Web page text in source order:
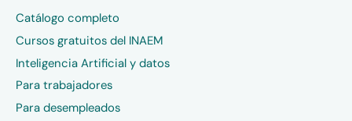
Catálogo completo
Cursos gratuitos del INAEM
Inteligencia Artificial y datos
Para trabajadores
Para desempleados